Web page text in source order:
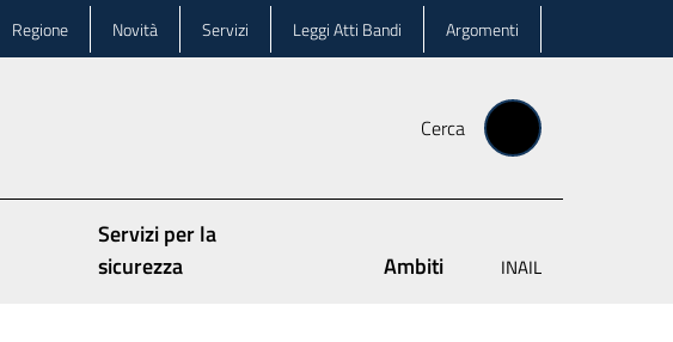
Regione Novità Servizi Leggi Atti Bandi Argomenti
Cerca
Servizi per la
sicurezza
Ambiti INAIL